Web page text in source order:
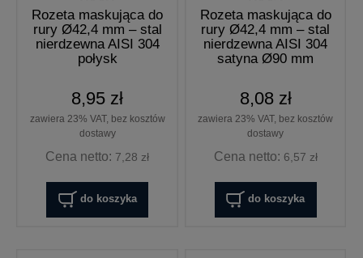
Rozeta maskująca do
rury Ø42,4 mm – stal
nierdzewna AISI 304
połysk
8,95 zł
zawiera 23% VAT, bez kosztów
dostawy
Cena netto: 7,28 zł
do koszyka
Rozeta maskująca do
rury Ø42,4 mm – stal
nierdzewna AISI 304
satyna Ø90 mm
8,08 zł
zawiera 23% VAT, bez kosztów
dostawy
Cena netto: 6,57 zł
do koszyka